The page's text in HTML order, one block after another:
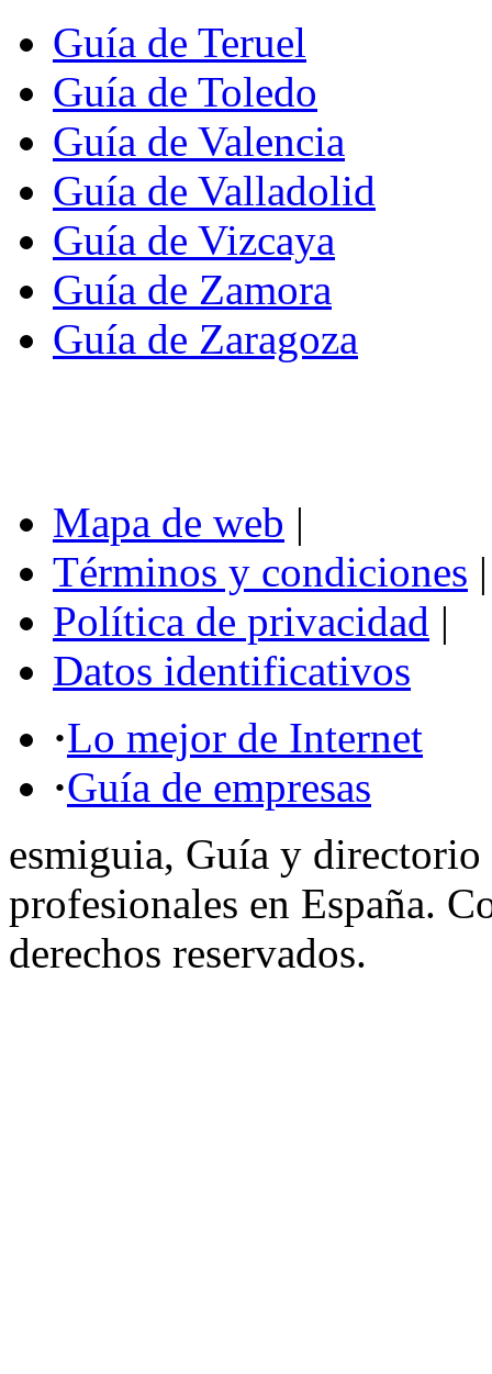
Guía de Teruel
Guía de Toledo
Guía de Valencia
Guía de Valladolid
Guía de Vizcaya
Guía de Zamora
Guía de Zaragoza
Mapa de web |
Términos y condiciones |
Política de privacidad |
Datos identificativos
·Lo mejor de Internet
·Guía de empresas
esmiguia, Guía y directorio
profesionales en España.
derechos reservados.